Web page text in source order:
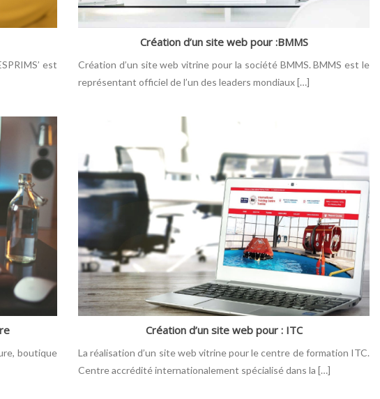
est
Création d’un site web pour :BMMS
Création d’un site web vitrine pour la société BMMS. BMMS est le
représentant officiel de l’un des leaders mondiaux […]
boutique
Création d’un site web pour : ITC
La réalisation d’un site web vitrine pour le centre de formation ITC.
Centre accrédité internationalement spécialisé dans la […]